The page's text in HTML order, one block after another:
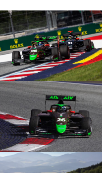
Uncategorized